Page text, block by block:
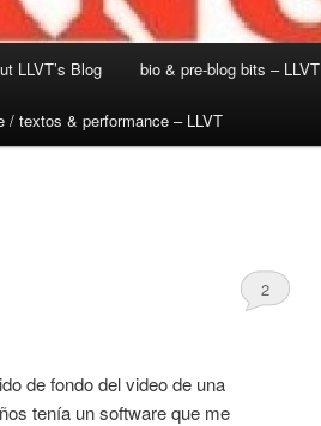
LLVT’s Blog bio & pre-blog bits – LLVT
/ textos & performance – LLVT
2
de fondo del video de una
tenía un software que me